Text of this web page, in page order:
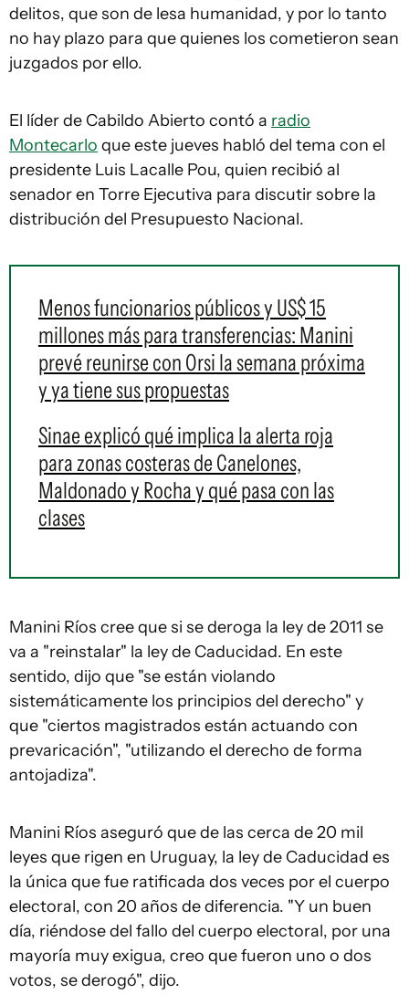
delitos, que son de lesa humanidad, y por lo tanto
no hay plazo para que quienes los cometieron sean
juzgados por ello.
El líder de Cabildo Abierto contó a radio
Montecarlo que este jueves habló del tema con el
presidente Luis Lacalle Pou, quien recibió al
senador en Torre Ejecutiva para discutir sobre la
distribución del Presupuesto Nacional.
Menos funcionarios públicos y US$ 15
millones más para transferencias: Manini
prevé reunirse con Orsi la semana próxima
y ya tiene sus propuestas
Sinae explicó qué implica la alerta roja
para zonas costeras de Canelones,
Maldonado y Rocha y qué pasa con las
clases
Manini Ríos cree que si se deroga la ley de 2011 se
va a "reinstalar" la ley de Caducidad. En este
sentido, dijo que "se están violando
sistemáticamente los principios del derecho" y
que "ciertos magistrados están actuando con
prevaricación", "utilizando el derecho de forma
antojadiza".
Manini Ríos aseguró que de las cerca de 20 mil
leyes que rigen en Uruguay, la ley de Caducidad es
la única que fue ratificada dos veces por el cuerpo
electoral, con 20 años de diferencia. "Y un buen
día, riéndose del fallo del cuerpo electoral, por una
mayoría muy exigua, creo que fueron uno o dos
votos, se derogó", dijo.